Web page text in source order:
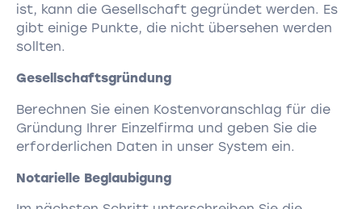
ist, kann die Gesellschaft gegründet werden. Es
gibt einige Punkte, die nicht übersehen werden
sollten.
Gesellschaftsgründung
Berechnen Sie einen Kostenvoranschlag für die
Gründung Ihrer Einzelfirma und geben Sie die
erforderlichen Daten in unser System ein.
Notarielle Beglaubigung